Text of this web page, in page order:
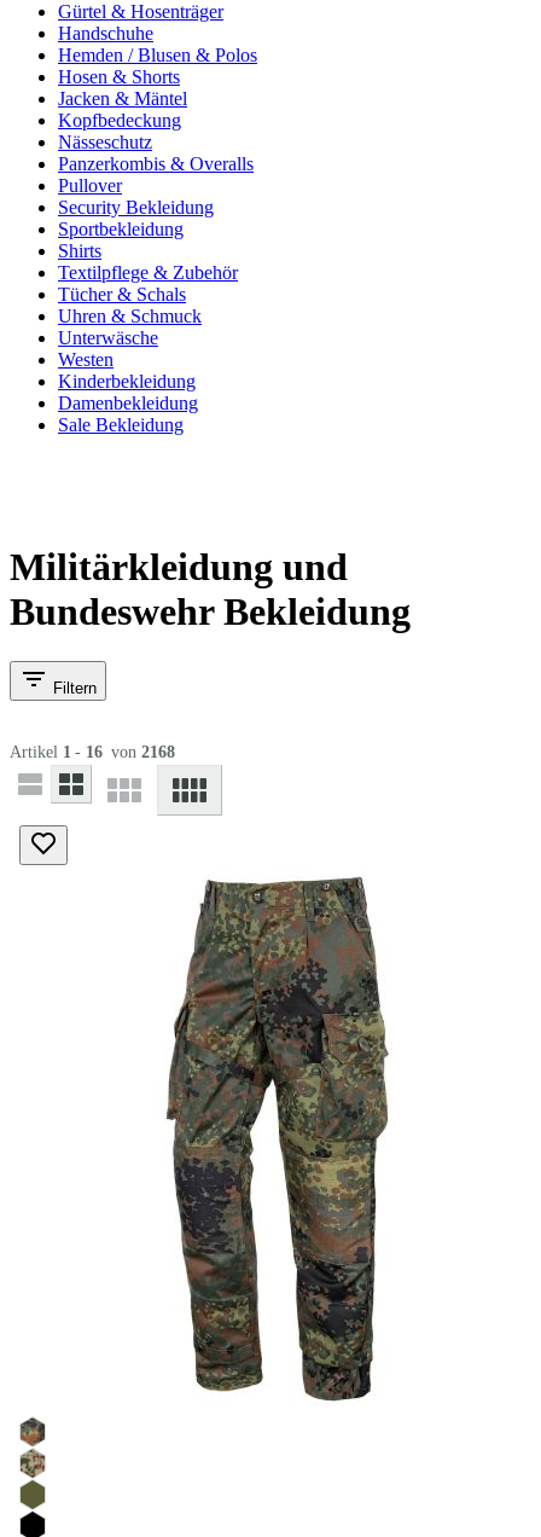
Gürtel & Hosenträger
Handschuhe
Hemden / Blusen & Polos
Hosen & Shorts
Jacken & Mäntel
Kopfbedeckung
Nässeschutz
Panzerkombis & Overalls
Pullover
Security Bekleidung
Sportbekleidung
Shirts
Textilpflege & Zubehör
Tücher & Schals
Uhren & Schmuck
Unterwäsche
Westen
Kinderbekleidung
Damenbekleidung
Sale Bekleidung
Militärkleidung und
Bundeswehr Bekleidung
Filtern
Artikel 1 - 16 von 2168